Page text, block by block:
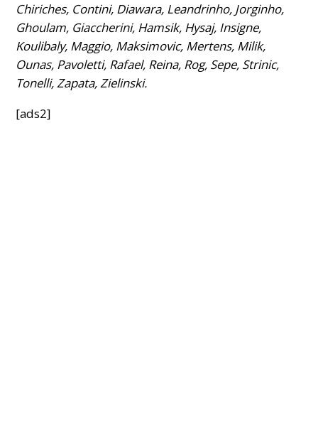
Chiriches, Contini, Diawara, Leandrinho, Jorginho,
Ghoulam, Giaccherini, Hamsik, Hysaj, Insigne,
Koulibaly, Maggio, Maksimovic, Mertens, Milik,
Ounas, Pavoletti, Rafael, Reina, Rog, Sepe, Strinic,
Tonelli, Zapata, Zielinski.
[ads2]